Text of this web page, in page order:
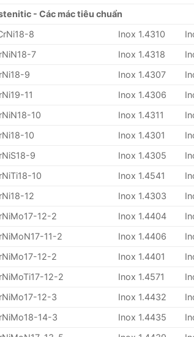
- Các mác tiêu chuẩn
8
Inox 1.4310
7
Inox 1.4318
9
Inox 1.4307
11
Inox 1.4306
10
Inox 1.4311
10
Inox 1.4301
9
Inox 1.4305
10
Inox 1.4541
12
Inox 1.4303
12-2
Inox 1.4404
11-2
Inox 1.4406
12-2
Inox 1.4401
12-2
Inox 1.4571
12-3
Inox 1.4432
14-3
Inox 1.4435